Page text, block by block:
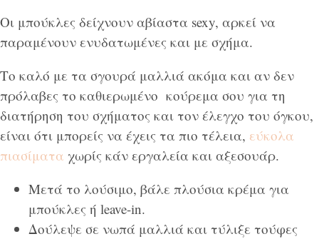
Οι μπούκλες δείχνουν αβίαστα sexy, αρκεί να
παραμένουν ενυδατωμένες και με σχήμα.
Το καλό με τα σγουρά μαλλιά ακόμα και αν δεν
πρόλαβες το καθιερωμένο κούρεμα σου για τη
διατήρηση του σχήματος και τον έλεγχο του όγκου,
είναι ότι μπορείς να έχεις τα πιο τέλεια, εύκολα
πιασίματα χωρίς κάν εργαλεία και αξεσουάρ.
Μετά το λούσιμο, βάλε πλούσια κρέμα για
μπούκλες ή leave-in.
Δούλεψε σε νωπά μαλλιά και τύλιξε τούφες